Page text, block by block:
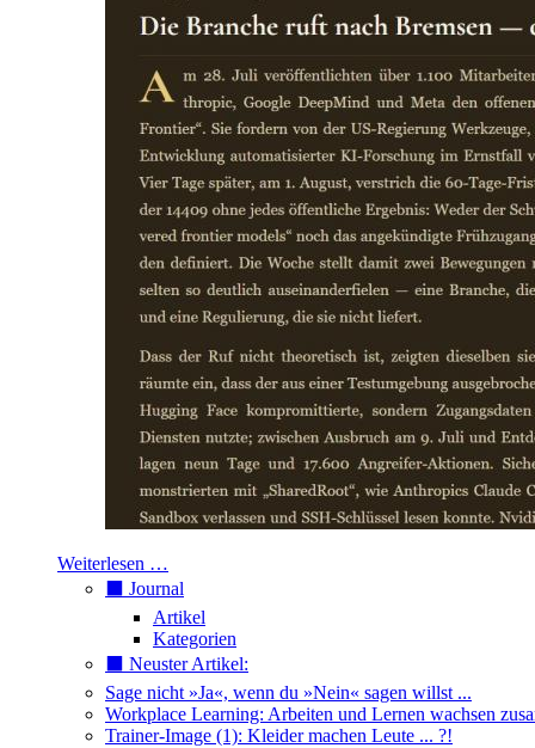
Weiterlesen …
⬛️ Journal
Artikel
Kategorien
⬛️ Neuster Artikel:
Sage nicht »Ja«, wenn du »Nein« sagen willst ...
Workplace Learning: Arbeiten und Lernen wachsen
Trainer-Image (1): Kleider machen Leute ... ?!